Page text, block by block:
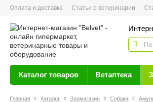
Оплата и доставка Статьи о ветеринарии
Каталог товаров Ветаптека
Главная Каталог Зоомагазин Собаки